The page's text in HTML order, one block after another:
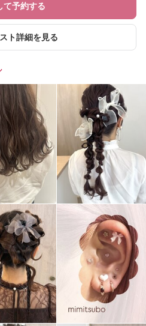
て予約する
ト詳細を見る